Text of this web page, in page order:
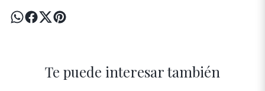
Te puede interesar también